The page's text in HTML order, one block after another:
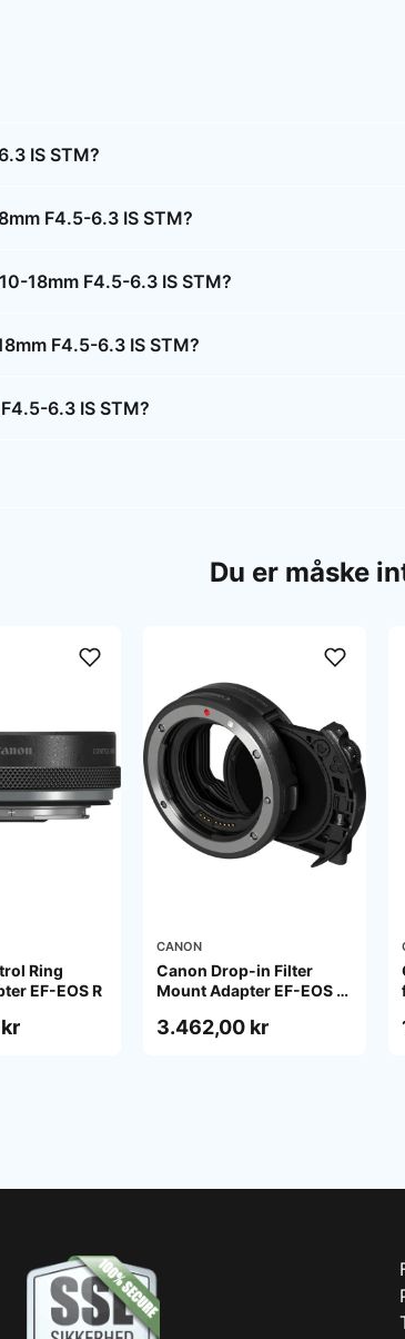
IS STM?
F4.5-6.3 IS STM?
18mm F4.5-6.3 IS STM?
F4.5-6.3 IS STM?
6.3 IS STM?
Du er måske
Ring
EF-EOS R
CANON
Canon Drop-in Filter
Mount Adapter EF-EOS R
Filter A
3.462,00 kr